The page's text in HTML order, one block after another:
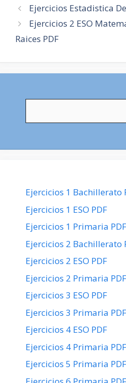
Navegación
de
entradas
Ejercicios Estadistica
Ejercicios 2 ESO
Raices PDF
Ejercicios 1 Bachillerato
Ejercicios 1 ESO PDF
Ejercicios 1 Primaria PDF
Ejercicios 2 Bachillerato
Ejercicios 2 ESO PDF
Ejercicios 2 Primaria PDF
Ejercicios 3 ESO PDF
Ejercicios 3 Primaria PDF
Ejercicios 4 ESO PDF
Ejercicios 4 Primaria PDF
Ejercicios 5 Primaria PDF